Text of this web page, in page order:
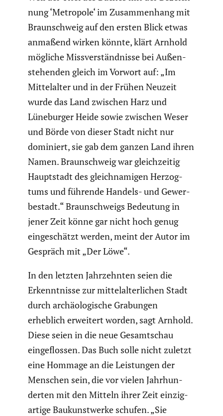
nung ‘Metropole‘ im Zusam­men­hang mit
Braun­schweig auf den ersten Blick etwas
anmaßend wirken könnte, klärt Arnhold
mögliche Missver­ständ­nisse bei Außen­
ste­henden gleich im Vorwort auf: „Im
Mittel­alter und in der Frühen Neuzeit
wurde das Land zwischen Harz und
Lüneburger Heide sowie zwischen Weser
und Börde von dieser Stadt nicht nur
dominiert, sie gab dem ganzen Land ihren
Namen. Braun­schweig war gleich­zeitig
Haupt­stadt des gleich­na­migen Herzog­
tums und führende Handels- und Gewer­
be­stadt.“ Braun­schweigs Bedeutung in
jener Zeit könne gar nicht hoch genug
einge­schätzt werden, meint der Autor im
Gespräch mit „Der Löwe“.
In den letzten Jahrzehnten seien die
Erkennt­nisse zur mittel­al­ter­li­chen Stadt
durch archäo­lo­gi­sche Grabungen
erheblich erweitert worden, sagt Arnhold.
Diese seien in die neue Gesamt­schau
einge­flossen. Das Buch solle nicht zuletzt
eine Hommage an die Leistungen der
Menschen sein, die vor vielen Jahrhun­
derten mit den Mitteln ihrer Zeit einzig­
ar­tige Baukunst­werke schufen. „Sie